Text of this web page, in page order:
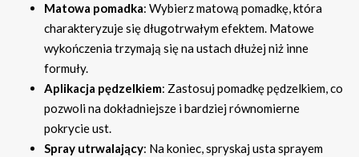
Matowa pomadka: Wybierz matową pomadkę, która
charakteryzuje się długotrwałym efektem. Matowe
wykończenia trzymają się na ustach dłużej niż inne
formuły.
Aplikacja pędzelkiem: Zastosuj pomadkę pędzelkiem, co
pozwoli na dokładniejsze i bardziej równomierne
pokrycie ust.
Spray utrwalający: Na koniec, spryskaj usta sprayem